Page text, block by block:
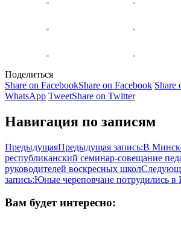
Поделиться
Share on FacebookShare on Facebook Share
WhatsApp TweetShare on Twitter
Навигация по записям
ПредыдущаяПредыдущая запись:В
республиканский семинар-совещание
руководителей воскресных школ
запись:Юные череповчане потрудились в
Вам будет интересно: